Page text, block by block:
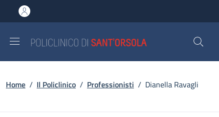
al contenuto principale
to footer content
Briciole di pane
Home / Il Policlinico / Professionisti / Dianella Ravagli